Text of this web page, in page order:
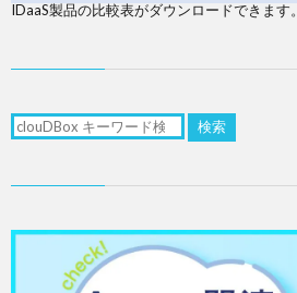
IDaaS製品の比較表がダウンロードできます。
検索